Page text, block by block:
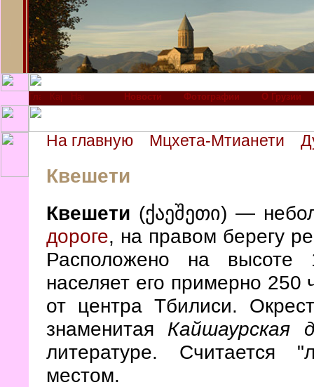
Новости Фотографии О Грузии
На главную Мцхета-Мтианети
Квешети
Квешети (ქაეშეთი) —
дороге, на правом берегу
Расположено на
населяет его примерно
от центра Тбилиси.
знаменитая Кайшаурская
литературе. Считается
местом.